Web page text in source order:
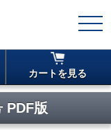
カートを見る
PDF版